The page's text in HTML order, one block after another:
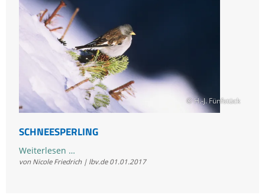
© H.-J. Fünfstück
SCHNEESPERLING
Weiterlesen …Schneesperling
von Nicole Friedrich | lbv.de 01.01.2017